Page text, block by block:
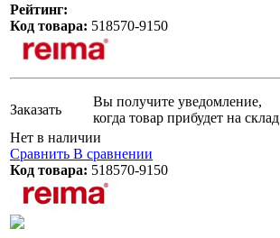
Рейтинг:
Код товара: 518570-9150
Заказать
Вы получите уведомление,
когда товар прибудет на склад
Нет в наличии
Сравнить В сравнении
Код товара: 518570-9150